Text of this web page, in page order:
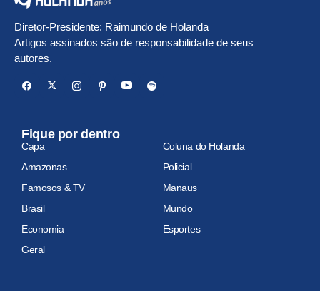
Diretor-Presidente: Raimundo de Holanda
Artigos assinados são de responsabilidade de seus
autores.
Fique por dentro
Capa
Coluna do Holanda
Amazonas
Policial
Famosos & TV
Manaus
Brasil
Mundo
Economia
Esportes
Geral